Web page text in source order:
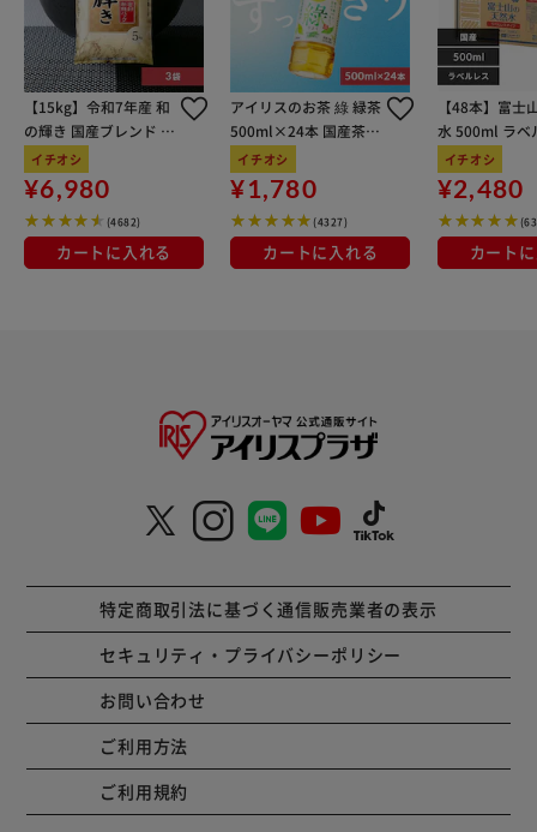
【15kg】令和7年産 和
の輝き 国産ブレンド 5
kg×3袋
イチオシ
¥6,980
(4682)
カートに入れる
アイリスのお茶 綠 緑茶
500ml×24本 国産茶葉
100％使用
イチオシ
¥1,780
(4327)
カートに入れる
【48本】富士
水 500ml ラベ
イチオシ
¥2,480
カート
特定商取引法に基づく通信販売業者の表示
セキュリティ・プライバシーポリシー
お問い合わせ
ご利用方法
ご利用規約